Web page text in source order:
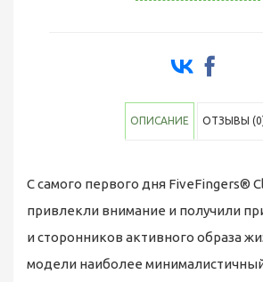
ОПИСАНИЕ ОТЗЫВЫ
С самого первого дня FiveFingers®
привлекли внимание и получили
и сторонников активного образа
модели наиболее